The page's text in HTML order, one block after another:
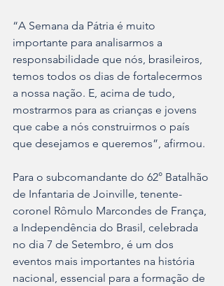
“A Semana da Pátria é muito
importante para analisarmos a
responsabilidade que nós, brasileiros,
temos todos os dias de fortalecermos
a nossa nação. E, acima de tudo,
mostrarmos para as crianças e jovens
que cabe a nós construirmos o país
que desejamos e queremos”, afirmou.
Para o subcomandante do 62° Batalhão
de Infantaria de Joinville, tenente-
coronel Rômulo Marcondes de França,
a Independência do Brasil, celebrada
no dia 7 de Setembro, é um dos
eventos mais importantes na história
nacional, essencial para a formação de